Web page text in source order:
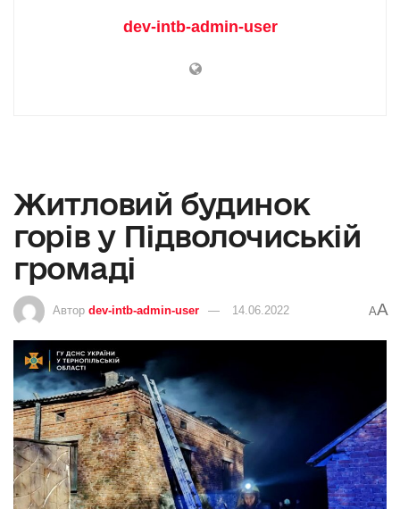
dev-intb-admin-user
Житловий будинок
горів у Підволочиській
громаді
Автор dev-intb-admin-user 14.06.2022 AA